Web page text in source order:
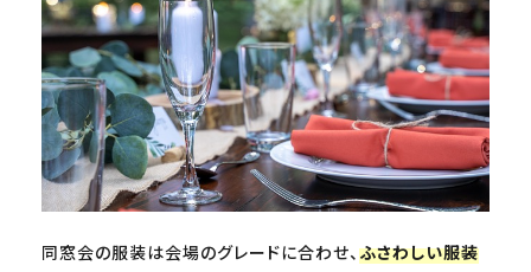
同窓会の服装は会場のグレードに合わせ、ふさわしい服装